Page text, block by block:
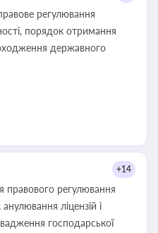
регулювання
порядок отримання
державного
+14
правового регулювання
ліцензій і
господарської